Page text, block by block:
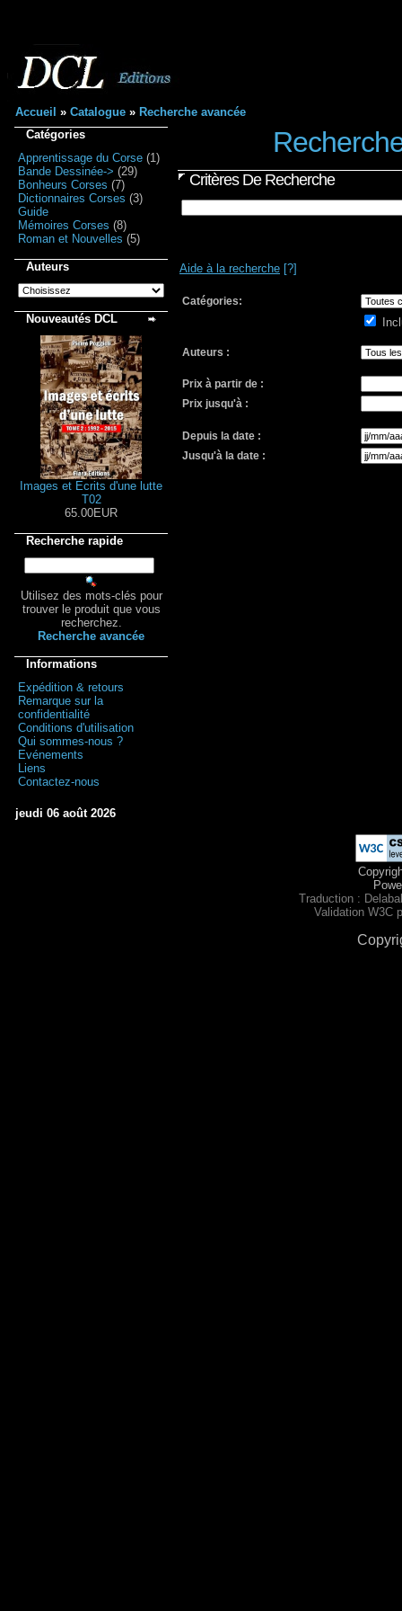
Accueil » Catalogue » Recherche avancée
Catégories
Apprentissage du Corse (1)
Bande Dessinée-> (29)
Bonheurs Corses (7)
Dictionnaires Corses (3)
Guide
Mémoires Corses (8)
Roman et Nouvelles (5)
Auteurs
Nouveautés DCL
Images et Ecrits d'une lutte
T02
65.00EUR
Recherche rapide
Utilisez des mots-clés pour
trouver le produit que vous
recherchez.
Recherche avancée
Informations
Expédition & retours
Remarque sur la
confidentialité
Conditions d'utilisation
Qui sommes-nous ?
Evénements
Liens
Contactez-nous
Critères De Recherche
Aide à la recherche [?]
Catégories:
Auteurs :
Prix à partir de :
Prix jusqu'à :
Depuis la date :
Jusqu'à la date :
jeudi 06 août 2026
Traduction :
Validation W3C